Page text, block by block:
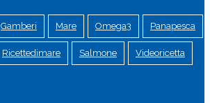
Gamberi Mare Omega3 Panapesca
Ricettedimare Salmone Videoricetta